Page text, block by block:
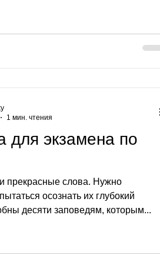
для экзамена по
прекрасные слова. Нужно
осознать их глубокий
десяти заповедям, которым...
1 мин. чтения